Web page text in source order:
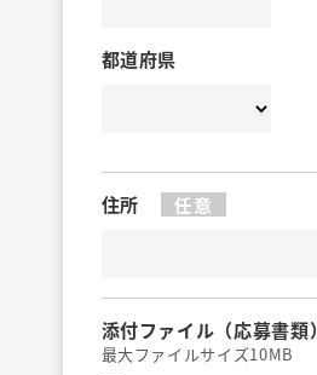
都道府県
住所
添付ファイル（応募書類）
最大ファイルサイズ10MB